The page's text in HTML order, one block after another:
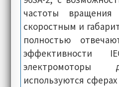
частоты
скоростным и
полностью
эффективности
электромоторы
используются